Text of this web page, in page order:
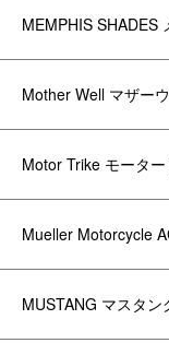
MEMPHIS SHADES
Mother Well マザー
Motor Trike モーター
Mueller Motorcycle
MUSTANG マスタン